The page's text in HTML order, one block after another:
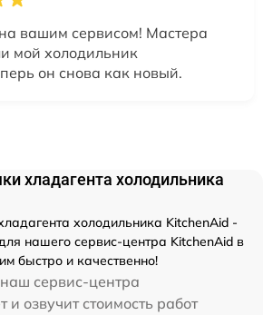
вашим сервисом! Мастера
мой холодильник
он снова как новый.
хладагента холодильника
холодильника KitchenAid -
нашего сервис-центра KitchenAid в
быстро и качественно!
сервис-центра
и озвучит стоимость работ